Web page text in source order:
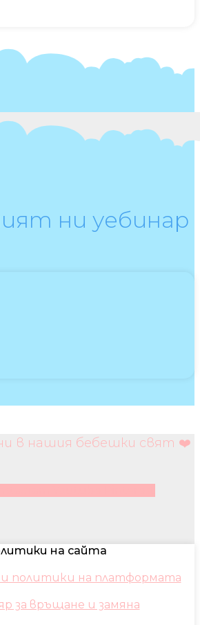
ни уебинар
в нашия бебешки свят ❤️
на сайта
политики на платформата
за връщане и замяна